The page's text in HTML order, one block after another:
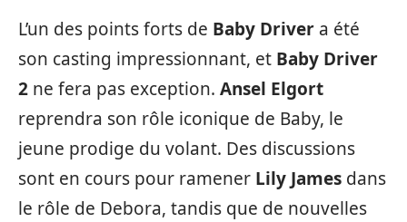
L’un des points forts de Baby Driver a été
son casting impressionnant, et Baby Driver
2 ne fera pas exception. Ansel Elgort
reprendra son rôle iconique de Baby, le
jeune prodige du volant. Des discussions
sont en cours pour ramener Lily James dans
le rôle de Debora, tandis que de nouvelles